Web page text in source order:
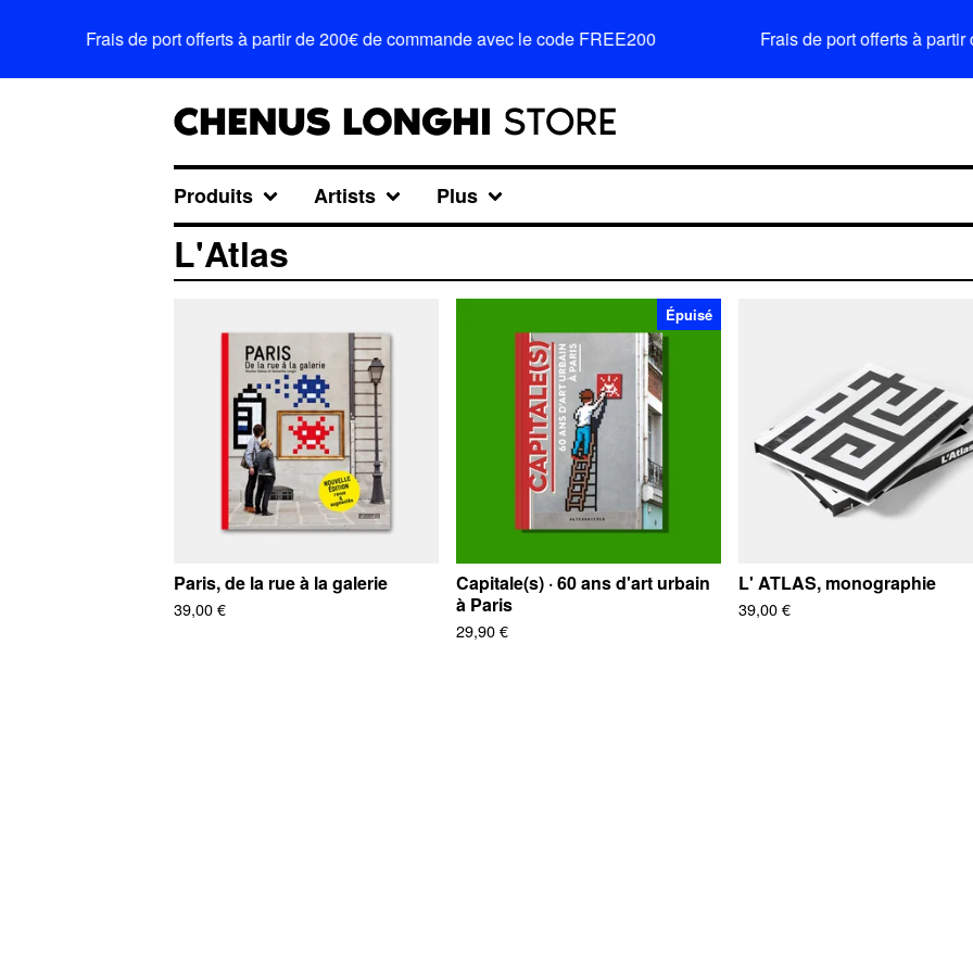
Frais de port offerts à partir de 200€ de commande avec le code FREE200 Frais de port offerts à
Produits Artists Plus
L'Atlas
Paris, de la rue à la galerie
39,00€
Épuisé
Capitale(s) · 60 ans d'art urbain
à Paris
29,90€
L' ATLAS, monographie
39,00€